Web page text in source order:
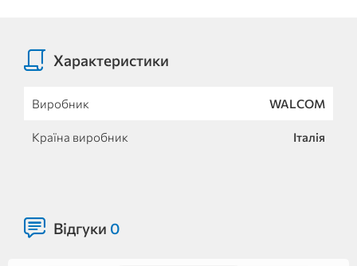
Характеристики
Виробник WALCOM
Країна виробник Італія
Відгуки 0